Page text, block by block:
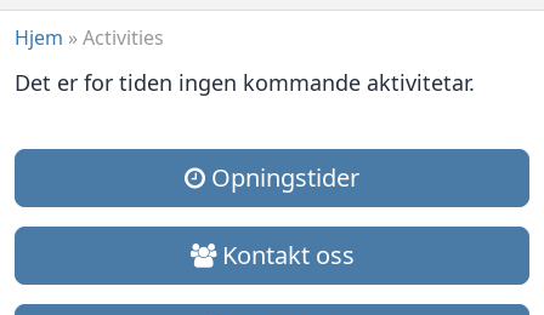
Hjem »Activities
Det er for tiden ingen kommande aktivitetar.
Opningstider
Kontakt oss